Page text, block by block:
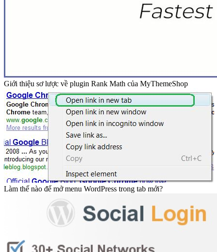
Giới thiệu sơ lược về plugin Rank Math của MyThemeShop
Làm thế nào để mở menu WordPress trong tab mới?